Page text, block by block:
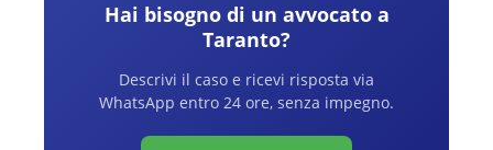
Hai bisogno di un avvocato a
Taranto?
Descrivi il caso e ricevi risposta via
WhatsApp entro 24 ore, senza impegno.